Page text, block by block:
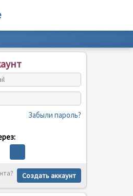
Забыли пароль?
Создать аккаунт